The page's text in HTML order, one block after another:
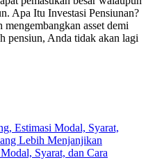
Apa Itu Investasi Pensiunan?
asset demi
pensiun, Anda tidak akan lagi
Estimasi Modal, Syarat,
Lebih Menjanjikan
Syarat, dan Cara